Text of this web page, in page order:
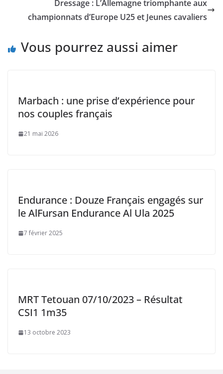
Dressage : L’Allemagne triomphante aux
championnats d’Europe U25 et Jeunes cavaliers
Vous pourrez aussi aimer
Marbach : une prise d’expérience pour
nos couples français
21 mai 2026
Endurance : Douze Français engagés sur
le AlFursan Endurance Al Ula 2025
7 février 2025
MRT Tetouan 07/10/2023 – Résultat
CSI1 1m35
13 octobre 2023